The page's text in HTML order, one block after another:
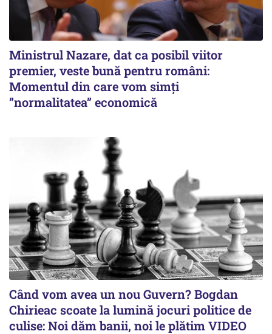
Ministrul Nazare, dat ca posibil viitor
premier, veste bună pentru români:
Momentul din care vom simți
”normalitatea” economică
Când vom avea un nou Guvern? Bogdan
Chirieac scoate la lumină jocuri politice de
culise: Noi dăm banii, noi le plătim VIDEO